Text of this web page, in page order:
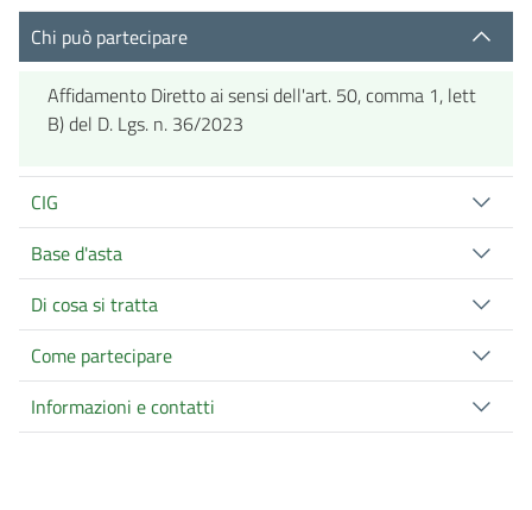
Chi può partecipare
Affidamento Diretto ai sensi dell'art. 50, comma 1, lett
B) del D. Lgs. n. 36/2023
CIG
Base d'asta
Di cosa si tratta
Come partecipare
Informazioni e contatti